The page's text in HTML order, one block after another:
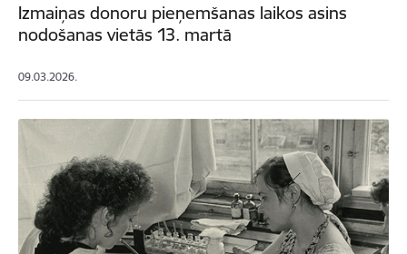
Izmaiņas donoru pieņemšanas laikos asins
nodošanas vietās 13. martā
09.03.2026.